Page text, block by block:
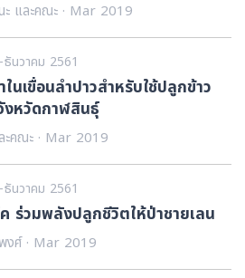
และคณะ · Mar 2019
นวาคม 2561
นเขื่อนลำปาวสำหรับใช้ปลูกข้าว
งหวัดกาฬสินธุ์
ะคณะ · Mar 2019
นวาคม 2561
ร่วมพลังปลูกชีวิตให้ป่าชายเลน
งศ์ · Mar 2019